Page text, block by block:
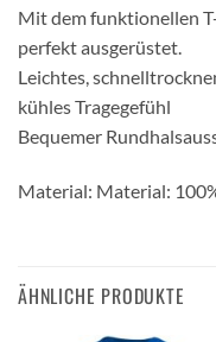
Mit dem funktionellen
perfekt ausgerüstet.
Leichtes,
kühles Tragegefühl
Bequemer
Material: Material:
ÄHNLICHE PRODUKTE